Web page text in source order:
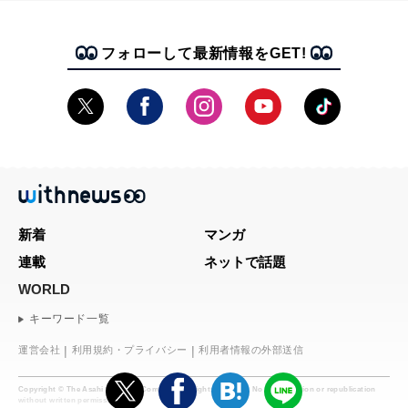
フォローして最新情報をGET!
Copyright © The Asahi Shimbun Company. All rights reserved. No reproduction or republication
without written permission.
新着
マンガ
連載
ネットで話題
WORLD
キーワード一覧
運営会社 利用規約・プライバシー 利用者情報の外部送信